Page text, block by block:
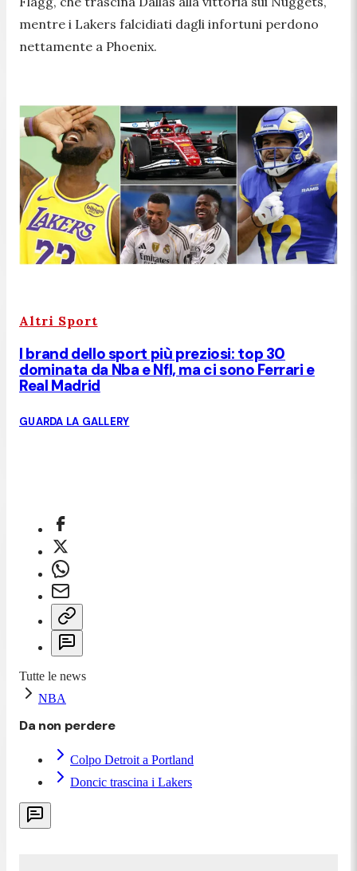
mentre i Lakers falcidiati dagli infortuni perdono
nettamente a Phoenix.
Altri Sport
I brand dello sport più preziosi: top 30
dominata da Nba e Nfl, ma ci sono Ferrari e
Real Madrid
GUARDA LA GALLERY
Tutte le news
NBA
Da non perdere
Colpo Detroit a Portland
Doncic trascina i Lakers